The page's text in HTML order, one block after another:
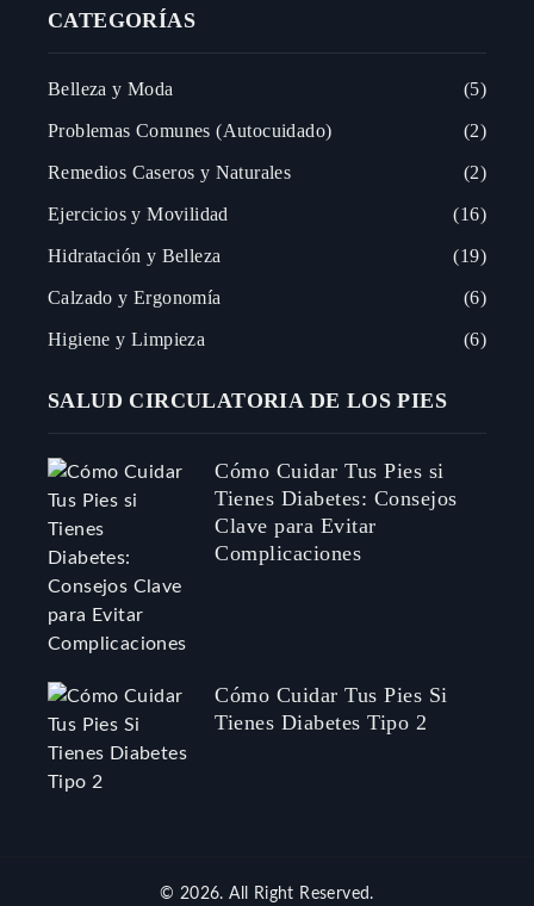
CATEGORÍAS
Belleza y Moda 5
Problemas Comunes (Autocuidado) 2
Remedios Caseros y Naturales 2
Ejercicios y Movilidad 16
Hidratación y Belleza 19
Calzado y Ergonomía 6
Higiene y Limpieza 6
SALUD CIRCULATORIA DE LOS PIES
Cómo Cuidar Tus Pies si
Tienes Diabetes: Consejos
Clave para Evitar
Complicaciones
Cómo Cuidar Tus Pies Si
Tienes Diabetes Tipo 2
© 2026. All Right Reserved.